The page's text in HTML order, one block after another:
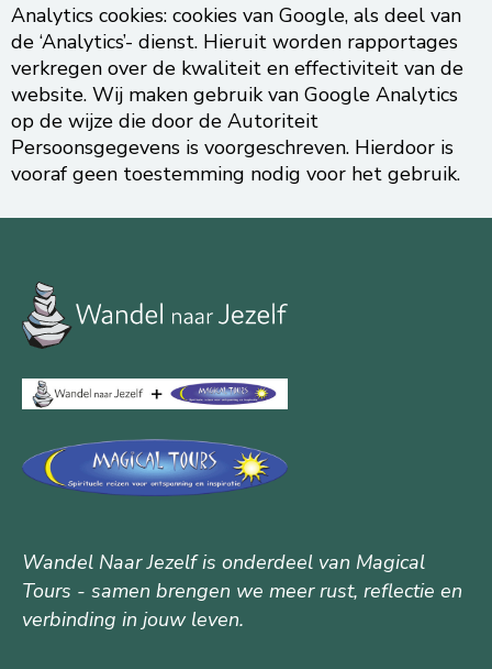
Analytics cookies: cookies van Google, als deel van
de ‘Analytics’- dienst. Hieruit worden rapportages
verkregen over de kwaliteit en effectiviteit van de
website. Wij maken gebruik van Google Analytics
op de wijze die door de Autoriteit
Persoonsgegevens is voorgeschreven. Hierdoor is
vooraf geen toestemming nodig voor het gebruik.
Wandel Naar Jezelf is onderdeel van Magical
Tours - samen brengen we meer rust, reflectie en
verbinding in jouw leven.